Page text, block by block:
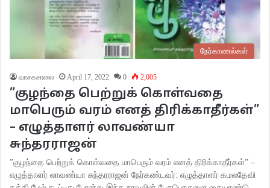
நேர்காணல்கள்
வாசகசாலை April 17, 2022 0 2,005
”குழந்தை பெற்றுக் கொள்வதை
மாபெரும் வரம் எனத் திரிக்காதீர்கள்”
– எழுத்தாளர் லாவண்யா
சுந்தரராஜன்
”குழந்தை பெற்றுக் கொள்வதை மாபெரும் வரம் எனத் திரிக்காதீர்கள்” –
எழுத்தாளர் லாவண்யா சுந்தரராஜன் நேர்கண்டவர்: எழுத்தாளர் கமலதேவி